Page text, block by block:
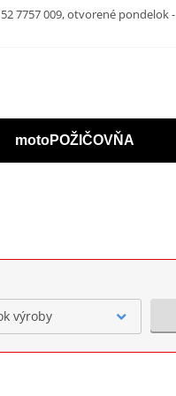
7757 009, otvorené pondelok
motoPOŽIČOVŇA
výroby